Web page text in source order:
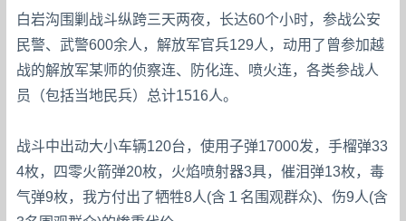
白岩沟围剿战斗纵跨三天两夜，长达60个小时，参战公安
民警、武警600余人，解放军官兵129人，动用了曾参加越
战的解放军某师的侦察连、防化连、喷火连，各类参战人
员（包括当地民兵）总计1516人。
战斗中出动大小车辆120台，使用子弹17000发，手榴弹33
4枚，四零火箭弹20枚，火焰喷射器3具，催泪弹13枚，毒
气弹9枚，我方付出了牺牲8人(含１名围观群众)、伤9人(含